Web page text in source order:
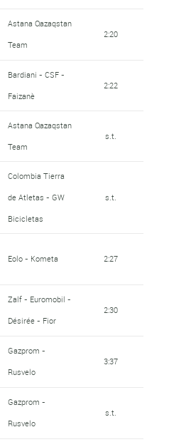
Astana Qazaqstan
Team
2:20
Bardiani - CSF -
Faizanè
2:22
Astana Qazaqstan
Team
s.t.
Colombia Tierra
de Atletas - GW
Bicicletas
s.t.
Eolo - Kometa 2:27
Zalf - Euromobil -
Désirée - Fior
2:30
Gazprom -
Rusvelo
3:37
Gazprom -
Rusvelo
s.t.